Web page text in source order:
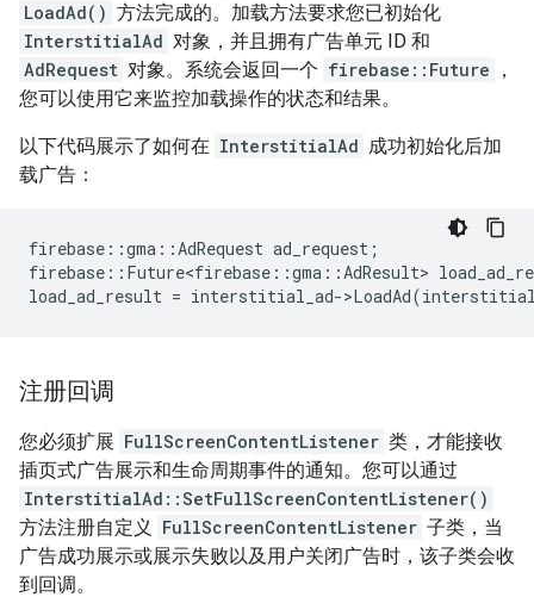
LoadAd() 方法完成的。加载方法要求您已初始化
InterstitialAd 对象，并且拥有广告单元 ID 和
AdRequest 对象。系统会返回一个 firebase::Future
，
您可以使用它来监控加载操作的状态和结果。
以下代码展示了如何在 InterstitialAd 成功初始化后加
载广告：
firebase ::gma ::AdRequest ad_request ;
firebase :: Future<firebase ::gma ::AdResult>
load_ad_result = interstitial_ad->LoadAd(
注册回调
您必须扩展 FullScreenContentListener 类，才能接收
插页式广告展示和生命周期事件的通知。您可以通过
InterstitialAd::SetFullScreenContentListener()
方法注册自定义
FullScreenContentListener 子类，当
广告成功展示或展示失败以及用户关闭广告时，该子类会收
到回调。